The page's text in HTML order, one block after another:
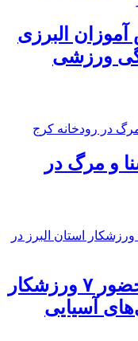
البرزی
ورزشی
و مرگ در
۲ مدال برنز نتیجه حضور ۷ ورزشکار
آسیایی